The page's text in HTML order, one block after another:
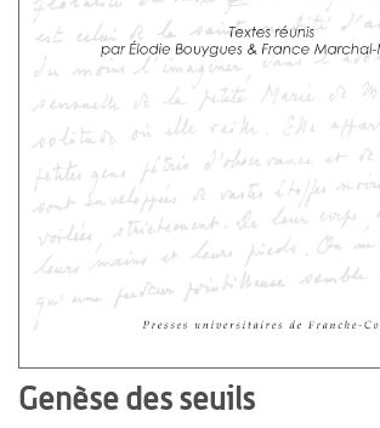
Genèse des seuils